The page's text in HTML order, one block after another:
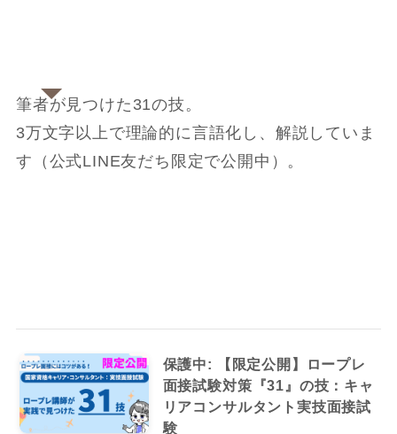
筆者が見つけた31の技。
3万文字以上で理論的に言語化し、解説していま
す（公式LINE友だち限定で公開中）。
保護中: 【限定公開】ロープレ
面接試験対策『31』の技：キャ
リアコンサルタント実技面接試
験